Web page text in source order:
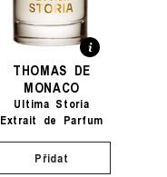
THOMAS DE
MONACO
Ultima Storia
Extrait de Parfum
Přidat